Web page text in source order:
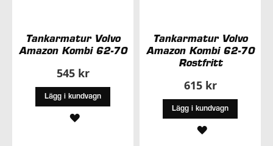
Tankarmatur Volvo
Amazon Kombi 62-70
545 kr
Lägg i kundvagn
LÄGG
Tankarmatur Volvo
Amazon Kombi 62-70
Rostfritt
615 kr
Lägg i kundvagn
LÄGG